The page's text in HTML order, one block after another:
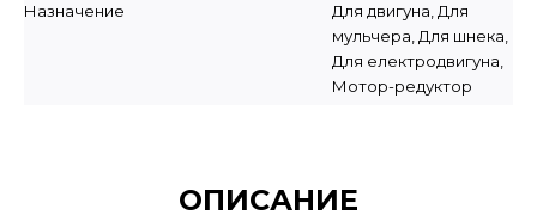
Назначение
Для двигуна, Для
мульчера, Для шнека,
Для електродвигуна,
Мотор-редуктор
ОПИСАНИЕ